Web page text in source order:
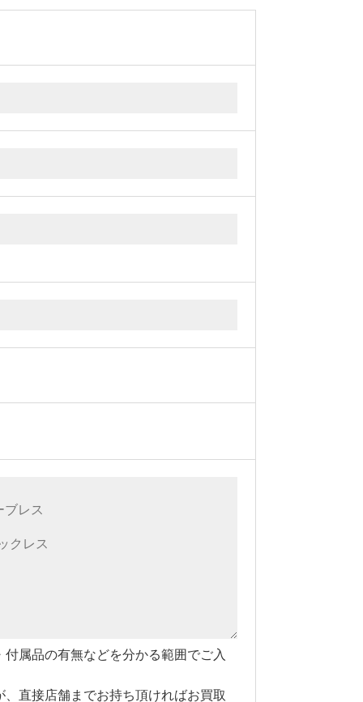
属品の有無などを分かる範囲でご入
直接店舗までお持ち頂ければお買取